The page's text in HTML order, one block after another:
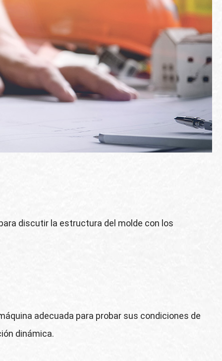
discutir la estructura del molde con los
adecuada para probar sus condiciones de
dinámica.